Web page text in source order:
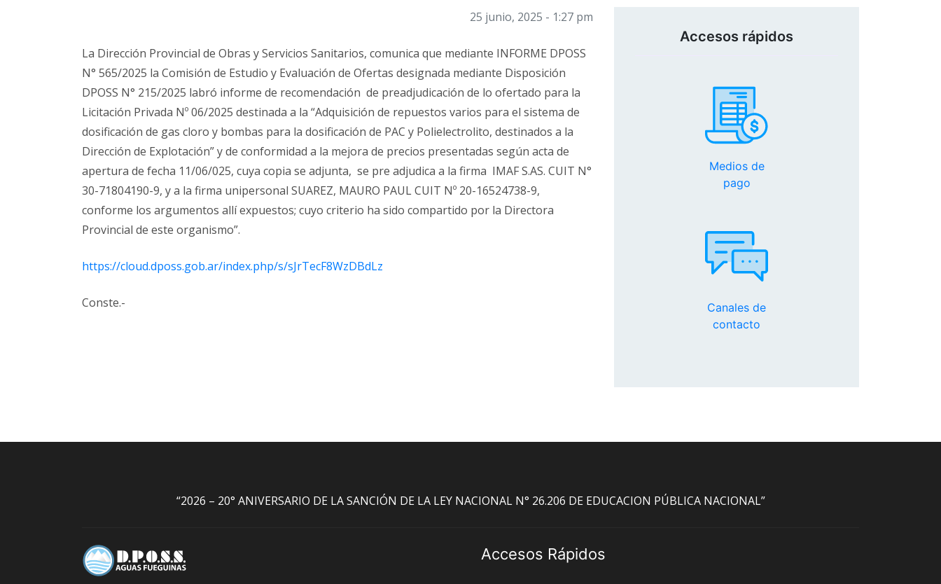
25 junio, 2025 - 1:27 pm
La Dirección Provincial de Obras y Servicios Sanitarios, comunica que mediante INFORME DPOSS
N° 565/2025 la Comisión de Estudio y Evaluación de Ofertas designada mediante Disposición
DPOSS N° 215/2025 labró informe de recomendación de preadjudicación de lo ofertado para la
Licitación Privada Nº 06/2025 destinada a la “Adquisición de repuestos varios para el sistema de
dosificación de gas cloro y bombas para la dosificación de PAC y Polielectrolito, destinados a la
Dirección de Explotación” y de conformidad a la mejora de precios presentadas según acta de
apertura de fecha 11/06/025, cuya copia se adjunta, se pre adjudica a la firma IMAF S.AS. CUIT N°
30-71804190-9, y a la firma unipersonal SUAREZ, MAURO PAUL CUIT Nº 20-16524738-9,
conforme los argumentos allí expuestos; cuyo criterio ha sido compartido por la Directora
Provincial de este organismo”.
https://cloud.dposs.gob.ar/index.php/s/sJrTecF8WzDBdLz
Conste.-
Accesos rápidos
Medios de
pago
Canales de
contacto
“2026 – 20° ANIVERSARIO DE LA SANCIÓN DE LA LEY NACIONAL N° 26.206 DE EDUCACION PÚBLICA NACIONAL”
Accesos Rápidos